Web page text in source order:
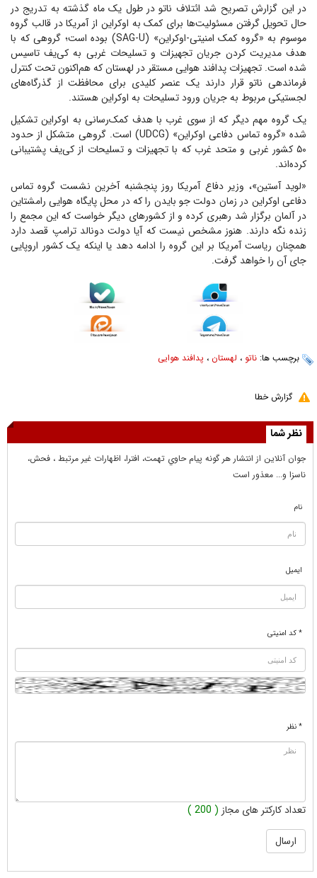
در این گزارش تصریح شد ائتلاف ناتو در طول یک ماه گذشته به تدریج در
حال تحویل گرفتن مسئولیت‌ها برای کمک به اوکراین از آمریکا در قالب گروه
موسوم به «گروه کمک امنیتی-اوکراین» (SAG-U) بوده است؛ گروهی که با
هدف مدیریت کردن جریان تجهیزات و تسلیحات غربی به کی‌یف تاسیس
شده است. تجهیزات پدافند هوایی مستقر در لهستان که هم‌اکنون تحت کنترل
فرماندهی ناتو قرار دارند یک عنصر کلیدی برای محافظت از گذرگاه‌های
لجستیکی مربوط به جریان ورود تسلیحات به اوکراین هستند.
یک گروه مهم دیگر که از سوی غرب با هدف کمک‌رسانی به اوکراین تشکیل
شده «گروه تماس دفاعی اوکراین» (UDCG) است. گروهی متشکل از حدود
۵۰ کشور غربی و متحد غرب که با تجهیزات و تسلیحات از کی‌یف پشتیبانی
کرده‌اند.
«لوید آستین»، وزیر دفاع آمریکا روز پنجشنبه آخرین نشست گروه تماس
دفاعی اوکراین در زمان دولت جو بایدن را که در محل پایگاه هوایی رامشتاین
در آلمان برگزار شد رهبری کرده و از کشورهای دیگر خواست که این مجمع را
زنده نگه دارند. هنوز مشخص نیست که آیا دولت دونالد ترامپ قصد دارد
همچنان ریاست آمریکا بر این گروه را ادامه دهد یا اینکه یک کشور اروپایی
جای آن را خواهد گرفت.
برچسب ها: ناتو ، لهستان ، پدافند هوایی
گزارش خطا
نظر شما
جوان آنلاين از انتشار هر گونه پيام حاوي تهمت، افترا، اظهارات غير مرتبط ، فحش،
ناسزا و... معذور است
نام
ایمیل
* کد امنیتی
* نظر
تعداد کارکتر های مجاز ( 200 )